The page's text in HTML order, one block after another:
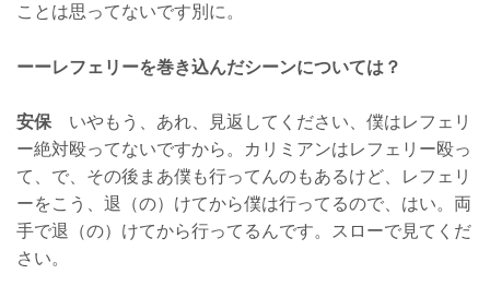
ことは思ってないです別に。
ーーレフェリーを巻き込んだシーンについては？
安保 いやもう、あれ、見返してください、僕はレフェリ
ー絶対殴ってないですから。カリミアンはレフェリー殴っ
て、で、その後まあ僕も行ってんのもあるけど、レフェリ
ーをこう、退（の）けてから僕は行ってるので、はい。両
手で退（の）けてから行ってるんです。スローで見てくだ
さい。